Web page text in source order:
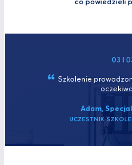
03 I
Szkolenie
Adam,
UCZESTNIK